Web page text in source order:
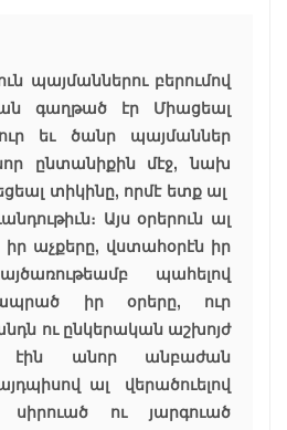
պայմաններու բերումով
գաղթած էր Միացեալ
եւ ծանր պայմաններ
ընտանիքին մէջ, նախ
տիկինը, որմէ ետք ալ
Այս օրերուն ալ
աչքերը, վստահօրէն իր
պահելով
ապրած իր օրերը, ուր
ու ընկերական աշխոյժ
էին անոր անբաժան
ալ վերածուելով
սիրուած ու յարգուած